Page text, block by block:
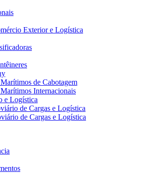
Exterior e Logística
de Cabotagem
Internacionais
e Logística
de Cargas e Logística
de Cargas e Logística